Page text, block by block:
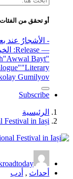
لدينا...
والوطنُ مِدخَنة-سأجلب
writers from
to participate in
Young Poetic Talents
Asia
Featured at